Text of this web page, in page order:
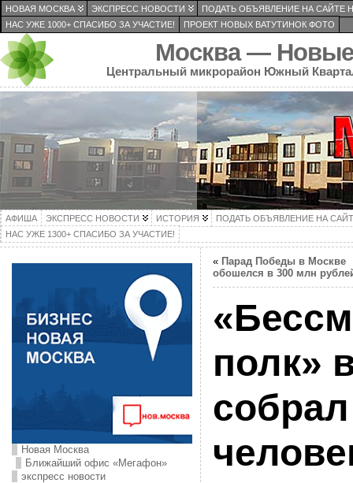
НОВАЯ МОСКВА ЭКСПРЕСС НОВОСТИ
ПОДАТЬ ОБЪЯВЛЕНИЕ НА САЙТЕ
НАС УЖЕ 1000+ СПАСИБО ЗА УЧАСТИЕ!
ПРОЕКТ НОВЫХ ВАТУТИНОК ФОТО
Москва — Новые
Центральный микрорайон Южный
АФИША ЭКСПРЕСС НОВОСТИ ИСТОРИЯ
ПОДАТЬ ОБЪЯВЛЕНИЕ НА
НАС УЖЕ 1300+ СПАСИБО ЗА УЧАСТИЕ!
Новая Москва
Ближайший офис «Мегафон»
экспресс новости
« Парад Победы в Москве
обошелся в 300 млн
полк»